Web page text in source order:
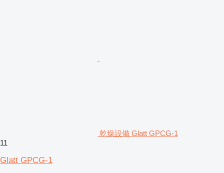
乾燥設備 Glatt GPCG-1
11
Glatt GPCG-1